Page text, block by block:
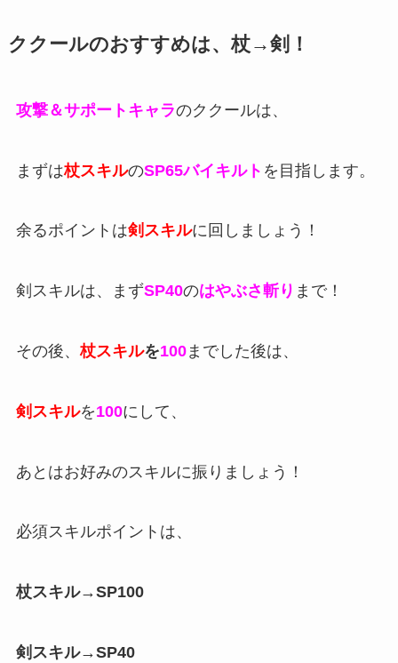
ククールのおすすめは、杖→剣！
攻撃＆サポートキャラのククールは、
まずは杖スキルのSP65バイキルト を目指します。
余るポイントは剣スキルに回しましょう！
剣スキルは、まずSP40のはやぶさ斬り まで！
その後、杖スキルを100までした後は、
剣スキルを100にして、
あとはお好みのスキルに振りましょう！
必須スキルポイントは、
杖スキル→SP100
剣スキル→SP40